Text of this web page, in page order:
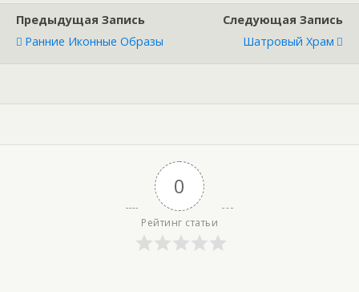
Предыдущая Запись
Ранние Иконные Образы
Следующая Запись
Шатровый Храм
0
Рейтинг статьи